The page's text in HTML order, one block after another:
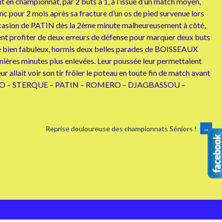
2 mois après sa fracture d’un os de pied survenue lors
de PATIN dès la 2ème minute malheureusement à côté,
profiter de deux erreurs de défense pour marquer deux buts
fabuleux, hormis deux belles parades de BOISSEAUX
minutes plus enlevées. Leur poussée leur permettaient
allait voir son tir frôler le poteau en toute fin de match avant
– STERQUE – PATIN – ROMERO – DJAGBASSOU –
Reprise douloureuse des championnats Séniors ! →